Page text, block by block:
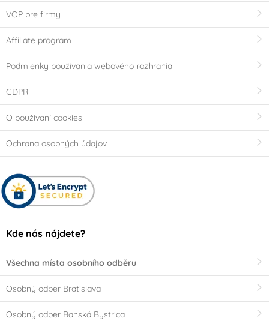
VOP pre firmy
Affiliate program
Podmienky používania webového rozhrania
GDPR
O používaní cookies
Ochrana osobných údajov
Kde nás nájdete?
Všechna místa osobního odběru
Osobný odber Bratislava
Osobný odber Banská Bystrica